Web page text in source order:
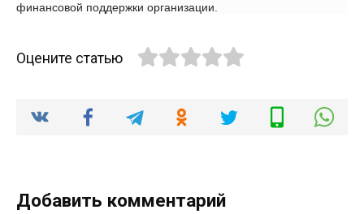
финансовой поддержки организации.
Оцените статью
Добавить комментарий